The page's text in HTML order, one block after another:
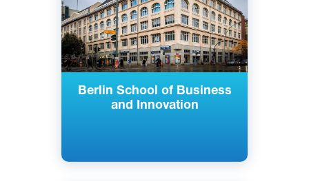
Berlin School of Business
and Innovation